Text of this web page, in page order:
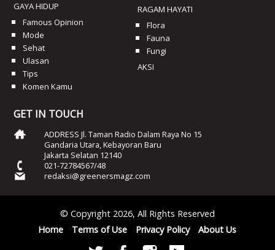
GAYA HIDUP
Famous Opinion
Mode
Sehat
Ulasan
Tips
Komen Kamu
RAGAM HAYATI
Flora
Fauna
Fungi
AKSI
GET IN TOUCH
ADDRESS Jl. Taman Radio Dalam Raya No 15
Gandaria Utara, Kebayoran Baru
Jakarta Selatan 12140
021-72784567/48
redaksi@greenersmagz.com
© Copyright 2026, All Rights Reserved
Home
Terms of Use Privacy Policy About Us